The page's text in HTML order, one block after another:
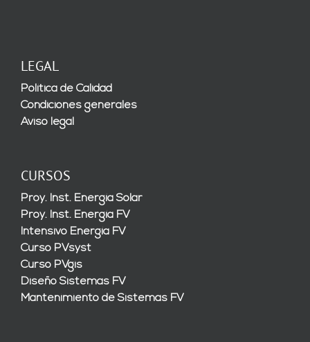
LEGAL
Política de Calidad
Condiciones generales
Aviso legal
CURSOS
Proy. Inst. Energía Solar
Proy. Inst. Energía FV
Intensivo Energía FV
Curso PVsyst
Curso PVgis
Diseño Sistemas FV
Mantenimiento de Sistemas FV